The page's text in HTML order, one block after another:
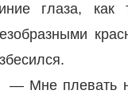
глаза, как
— Мне плевать